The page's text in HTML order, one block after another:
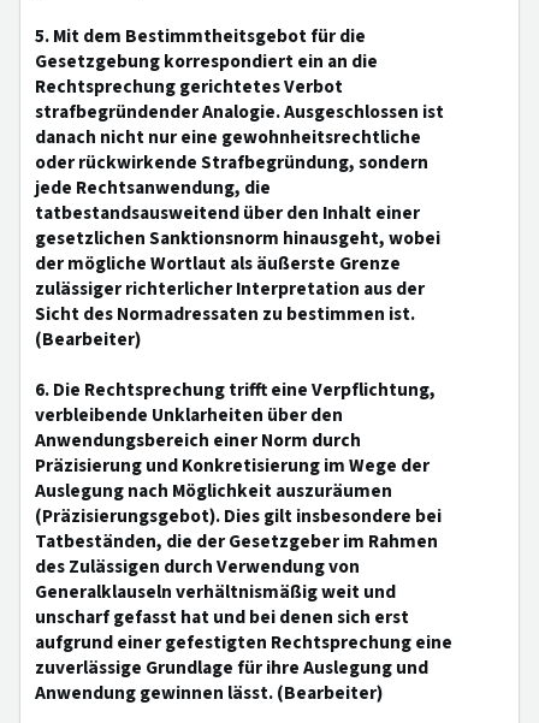
5. Mit dem Bestimmtheitsgebot für die
Gesetzgebung korrespondiert ein an die
Rechtsprechung gerichtetes Verbot
strafbegründender Analogie. Ausgeschlossen ist
danach nicht nur eine gewohnheitsrechtliche
oder rückwirkende Strafbegründung, sondern
jede Rechtsanwendung, die
tatbestandsausweitend über den Inhalt einer
gesetzlichen Sanktionsnorm hinausgeht, wobei
der mögliche Wortlaut als äußerste Grenze
zulässiger richterlicher Interpretation aus der
Sicht des Normadressaten zu bestimmen ist.
(Bearbeiter)
6. Die Rechtsprechung trifft eine Verpflichtung,
verbleibende Unklarheiten über den
Anwendungsbereich einer Norm durch
Präzisierung und Konkretisierung im Wege der
Auslegung nach Möglichkeit auszuräumen
(Präzisierungsgebot). Dies gilt insbesondere bei
Tatbeständen, die der Gesetzgeber im Rahmen
des Zulässigen durch Verwendung von
Generalklauseln verhältnismäßig weit und
unscharf gefasst hat und bei denen sich erst
aufgrund einer gefestigten Rechtsprechung eine
zuverlässige Grundlage für ihre Auslegung und
Anwendung gewinnen lässt. (Bearbeiter)